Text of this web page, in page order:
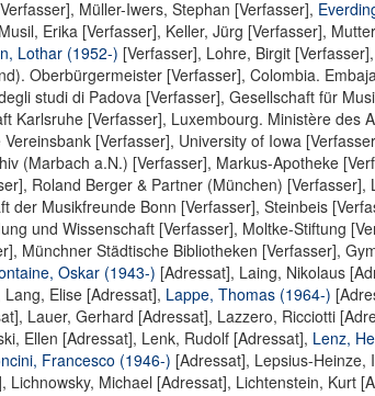
, Müller-Iwers, Stephan [Verfasser],
Musil, Erika [Verfasser], Keller, Jürg [Verfasser],
Lothar (1952-) [Verfasser], Lohre, Birgit [Verfasser],
Oberbürgermeister [Verfasser], Colombia.
studi di Padova [Verfasser], Gesellschaft für
Karlsruhe [Verfasser], Luxembourg. Ministère des
Vereinsbank [Verfasser], University of Iowa
(Marbach a.N.) [Verfasser], Markus-Apotheke
, Roland Berger & Partner (München) [Verfasser],
der Musikfreunde Bonn [Verfasser], Steinbeis
und Wissenschaft [Verfasser], Moltke-Stiftung
, Münchner Städtische Bibliotheken [Verfasser],
Oskar (1943-) [Adressat], Laing, Nikolaus
Lang, Elise [Adressat], Lappe, Thomas (1964-)
Lauer, Gerhard [Adressat], Lazzero, Ricciotti
Ellen [Adressat], Lenk, Rudolf [Adressat], Lenz,
Francesco (1946-) [Adressat], Lepsius-Heinze,
Lichnowsky, Michael [Adressat], Lichtenstein, Kurt